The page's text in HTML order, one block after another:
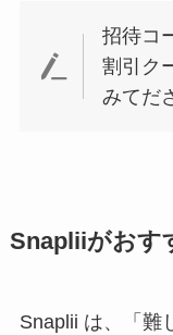
招待コ
割引ク
みてだ
Snapliiがおす
Snaplii は、「難